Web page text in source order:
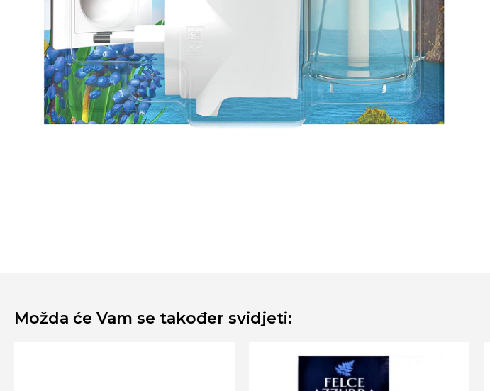
Možda će Vam se također svidjeti: